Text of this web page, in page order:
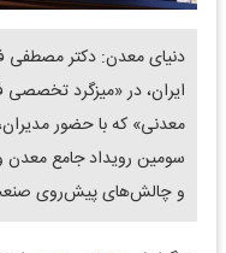
دنیای معدن: دکتر
ایران، در «میزگرد
معدنی» که با حضور
و چالش‌های پیش‌روی